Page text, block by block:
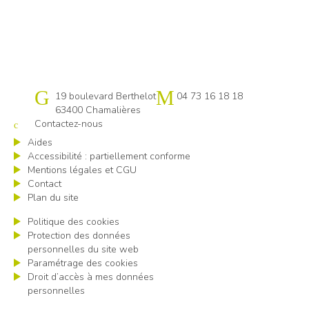
Cap emploi 63
19 boulevard Berthelot
63400 Chamalières
04 73 16 18 18
Contactez-nous
Aides
Accessibilité : partiellement conforme
Mentions légales et CGU
Contact
Plan du site
Politique des cookies
Protection des données
personnelles du site web
Paramétrage des cookies
Droit d’accès à mes données
personnelles